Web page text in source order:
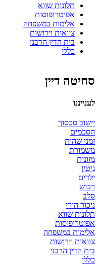
תלונות שווא
אפוטרופוסות
אלימות במשפחה
צוואות וירושות
בית הדין הרבני
כללי
סחיטה דיין
לענייננו
יישוב סכסוך
הסכמים
זמני שהות
משמורת
מזונות
גיטין
ילדים
רכוש
סלב
ניכור הורי
תלונות שווא
אפוטרופוסות
אלימות במשפחה
צוואות וירושות
בית הדין הרבני
כללי